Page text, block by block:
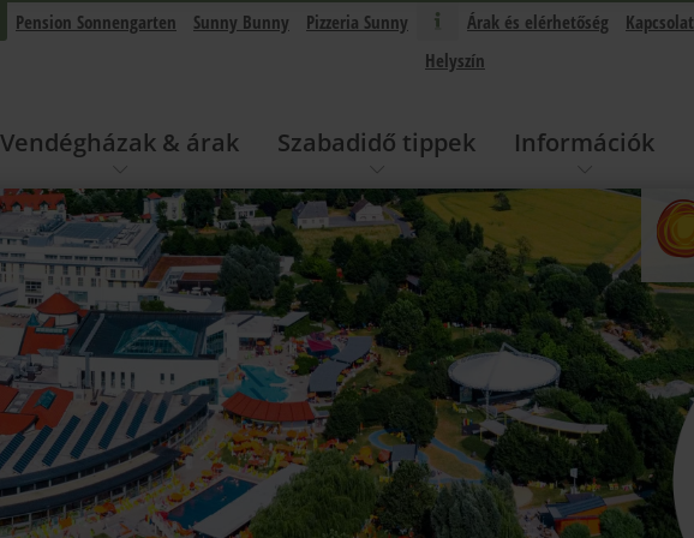
Pension Sonnengarten Sunny Bunny Pizzeria Sunny Árak és elérhetőség
Kapcsolat
Helyszín
Vendégházak & árak Szabadidő tippek Információk